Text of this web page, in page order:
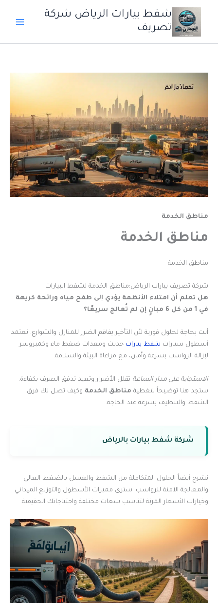
المحتوى
شفط بيارات الرياض شركة
تصريف
مناطق الخدمة
مناطق الخدمة
مناطق الخدمة
شركة تصريف بيارات الرياض:مناطق الخدمة لشفط البيارات
هل تعلم أن امتلاء الأنظمة يؤدي إلى طفح مياه ورائحة كريهة
في 1 من كل 6 مبانٍ إن لم تُعالج سريعًا؟
أنت بحاجة لحلول فورية لأن التأخير يفاقم الضرر للمنازل والشوارع. نعتمد
أسطول سيارات شفط بيارات حديث ومعدات ضغط ماء وكمبروسر
لإزالة الرواسب بسرعة وأمان، مع مراعاة البيئة والسلامة.
الاستجابة على مدار الساعة تقلل الأضرار وتعيد تدفق الصرف بكفاءة.
ستجد هنا توضيحاً لتغطية مناطق الخدمة وكيف تصل لك فرق
الشفط والتنظيف بسرعة عند الحاجة.
شركة شفط بيارات بالرياض
نشرح أيضاً الحلول المتكاملة من الشفط والغسل بالضغط العالي
والمعالجة الآمنة للرواسب. سترى مميزات الأسطول والتوزيع الميداني
وخيارات الأسعار المرنة لتناسب سعات مختلفة واحتياجاتك الحقيقية.